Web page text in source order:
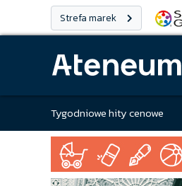
Strefa marek
Tygodniowe hity cenowe